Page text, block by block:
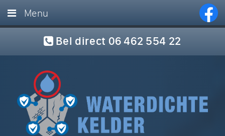
Bel direct 06 462 554 22
Menu
Diensten
Foto’s
Referenties
Blog